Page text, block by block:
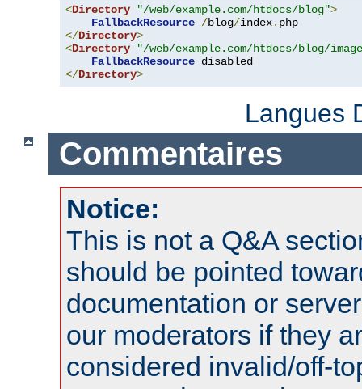
<Directory "/web/example.com/htdocs/blog">
FallbackResource /blog/index.
</Directory>
<Directory
"/web/example.com/htdocs/blog/
FallbackResource
</Directory>
Langues
Commentaires
Notice:
This is not a Q&A
should be pointed
documentation or
our moderators if they
considered invalid/off-